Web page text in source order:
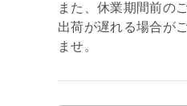
また、休業期間前の
出荷が遅れる場合が
ませ。